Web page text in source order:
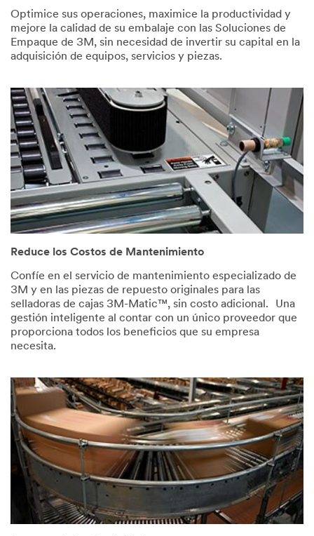
Optimice sus operaciones, maximice la productividad y
mejore la calidad de su embalaje con las Soluciones de
Empaque de 3M, sin necesidad de invertir su capital en la
adquisición de equipos, servicios y piezas.
Reduce los Costos de Mantenimiento
Confíe en el servicio de mantenimiento especializado de
3M y en las piezas de repuesto originales para las
selladoras de cajas 3M-Matic™, sin costo adicional. Una
gestión inteligente al contar con un único proveedor que
proporciona todos los beneficios que su empresa
necesita.